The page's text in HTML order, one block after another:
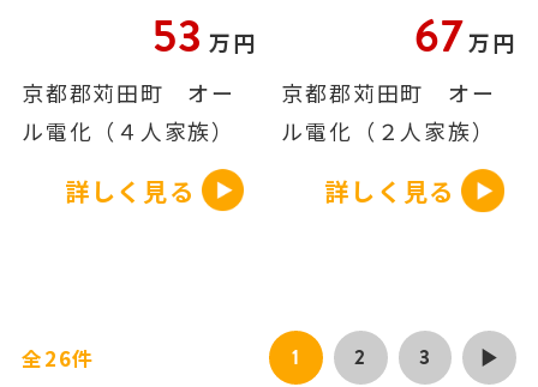
53 万円
京都郡苅田町 オー
ル電化（４人家族）
詳しく見る
67万円
京都郡苅田町 オー
ル電化（２人家族）
詳しく見る
全26件 1 2 3